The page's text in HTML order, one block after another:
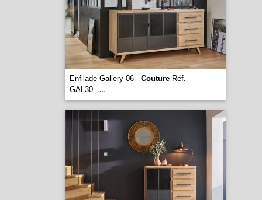
Enfilade Gallery 06 - CoutureRéf.
GAL30
...